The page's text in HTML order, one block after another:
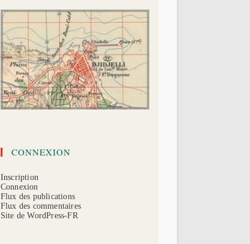
CONNEXION
Inscription
Connexion
Flux des publications
Flux des commentaires
Site de WordPress-FR